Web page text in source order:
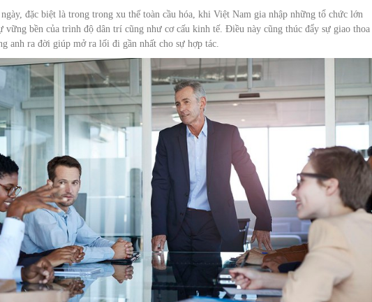
đặc biệt là trong trong xu thế toàn cầu hóa, khi Việt Nam gia nhập những tổ chức lớn
vững bền của trình độ dân trí cũng như cơ cấu kinh tế. Điều này cũng thúc đẩy sự giao thoa
anh ra đời giúp mở ra lối đi gần nhất cho sự hợp tác.